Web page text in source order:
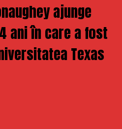
ajunge
ani în care a fost
Texas